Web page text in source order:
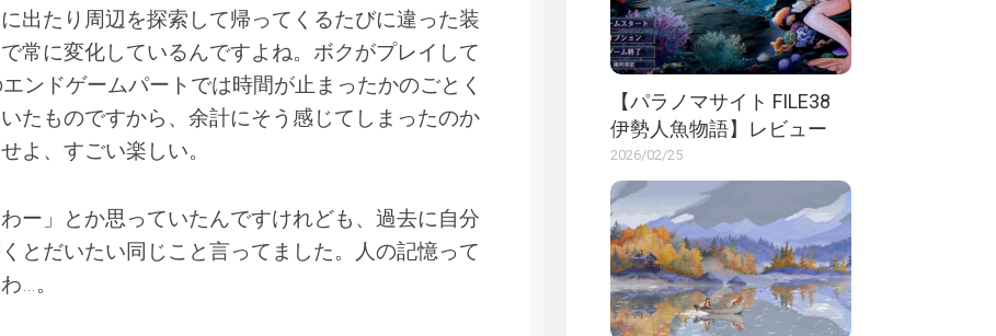
出たり周辺を探索して帰ってくるたびに違った装
常に変化しているんですよね。ボクがプレイして
ンドゲームパートでは時間が止まったかのごとく
たものですから、余計にそう感じてしまったのか
よ、すごい楽しい。
ー」とか思っていたんですけれども、過去に自分
とだいたい同じこと言ってました。人の記憶って
…。
【パラノマサイト FILE38
伊勢人魚物語】レビュー
2026/02/25